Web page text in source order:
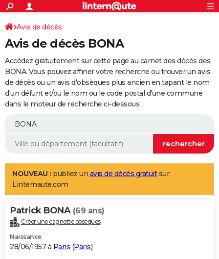
ACTUALITÉS
Politique
Société
Faits Divers
Education
Monde
Villes
+
SPORT
Coupe du monde 2026
Football
Tennis
Cyclisme
Rugby
Forum
Programme TV
TNT
Streaming
Cinéma
Sorties cinéma
Musique
+
FINANCE
Retraite
Impôts
Epargne
Immobilier
Risques naturels par ville
Banque
Assurance
Crédit
AUTO
Essais
Réserver un essai
Citadines
Berlines
SUV
Forum auto
+
Mobiles
Meilleur smartphone
Internet
Ordinateurs
Jeux vidéo
Guide high-tech
Aménagement intérieur
LIFESTYLE
Art de vivre
Bien-être
Loisirs
Mode
Modes de vie
Alimentation
Guide de la santé
Maladies
Médicaments
Sommeil
VOYAGE
Destinations
City break
Voyage nature
Voyage de noces
Forum
Climat
+PHOTO
GUIDES D'ACHAT
Avis de décès
Avis de décès BONA
Accédez gratuitement sur cette page au carnet des décès des
BONA. Vous pouvez affiner votre recherche ou trouver un avis
de décès ou un avis d'obsèques plus ancien en tapant le nom
d'un défunt et/ou le nom ou le code postal d'une commune
dans le moteur de recherche ci-dessous.
NOUVEAU : publiez un avis de décès gratuitsur
Linternaute.com
Patrick BONA (69 ans)
Créer une cagnotte obsèques
Naissance
28/06/1957 à Paris (Paris)